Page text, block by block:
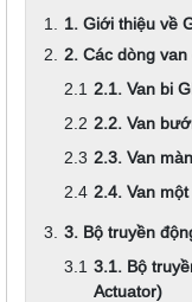
1. Giới thiệu về
2. Các dòng
2.1. Van bi
2.2. Van
2.3. Van
2.4. Van
3. Bộ truyền
3.1. Bộ
Actuator)